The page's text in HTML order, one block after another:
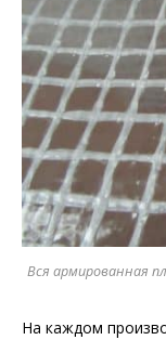
Вся армированная
На каждом